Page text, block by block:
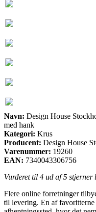
Navn: Design House
med hank
Kategori: Krus
Producent: Design House
Varenummer: 19260
EAN: 7340043306756
Vurderet til 4 ud af 5 stjerner
Flere online forretninger
til levering. En af